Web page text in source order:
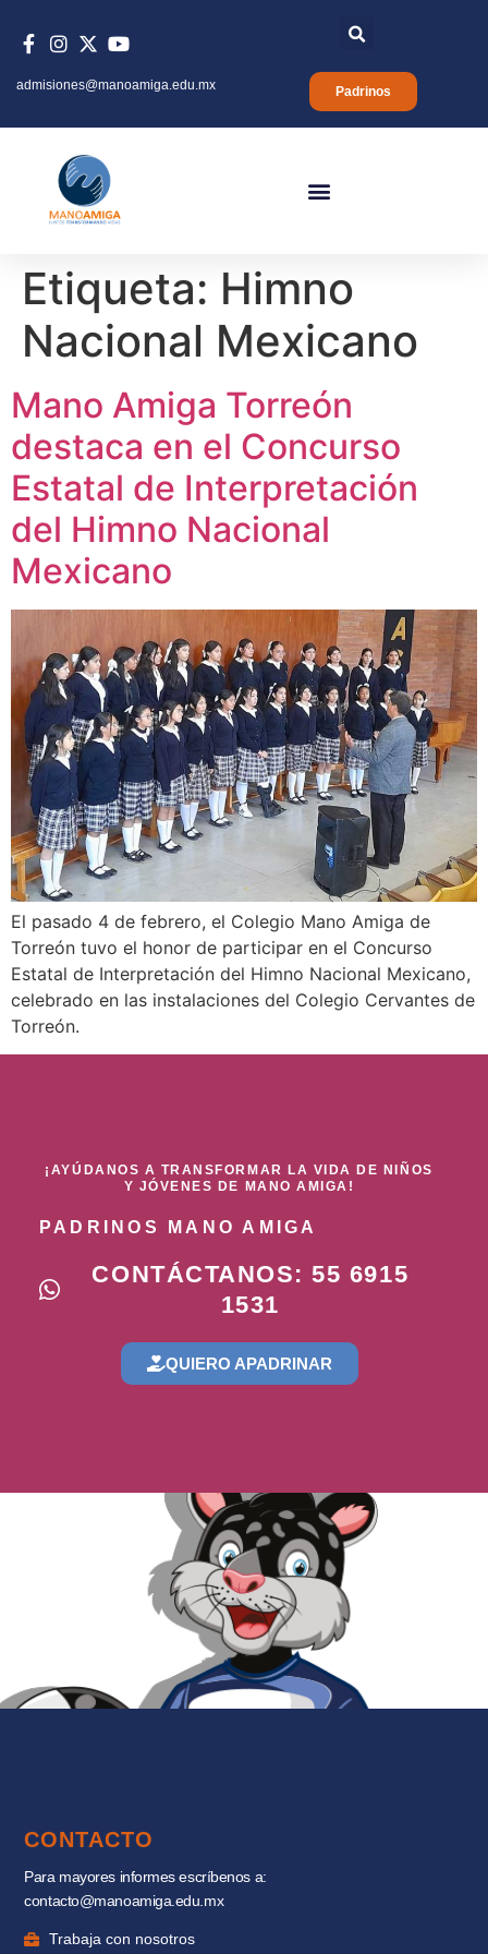
Padrinos
admisiones@manoamiga.edu.mx
Etiqueta: Himno
Nacional Mexicano
Mano Amiga Torreón
destaca en el Concurso
Estatal de Interpretación
del Himno Nacional
Mexicano
El pasado 4 de febrero, el Colegio Mano Amiga de
Torreón tuvo el honor de participar en el Concurso
Estatal de Interpretación del Himno Nacional Mexicano,
celebrado en las instalaciones del Colegio Cervantes de
Torreón.
¡AYÚDANOS A TRANSFORMAR LA VIDA DE NIÑOS
Y JÓVENES DE MANO AMIGA!
PADRINOS MANO AMIGA
CONTÁCTANOS: 55 6915
1531
QUIERO APADRINAR
CONTACTO
Para mayores informes escríbenos a:
contacto@manoamiga.edu.mx
Trabaja con nosotros